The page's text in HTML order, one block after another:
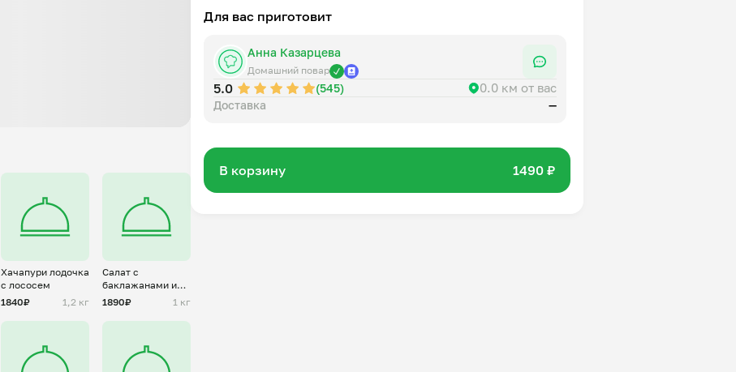
Хачапури лодочка
с лососем
1840₽
1,2 кг
Салат с
баклажанами и
творожным
1890₽ 1 кг
Состав: свинина+индейка или курица, лук, батон, молоко,
Для вас приготовит
Анна Казарцева
Домашний повар
5.0 (545) 0.0 км от вас
Доставка —
В корзину 1490 ₽